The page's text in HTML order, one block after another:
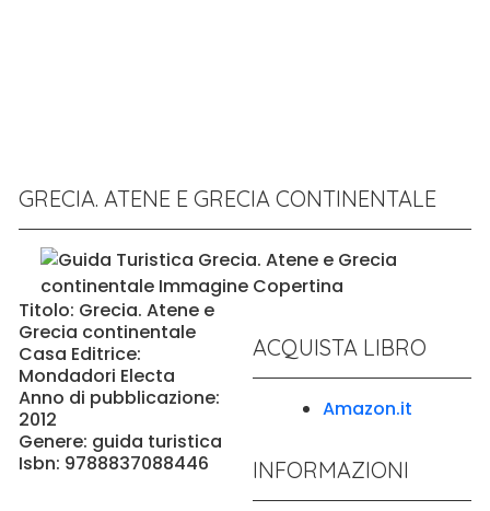
GRECIA. ATENE E GRECIA CONTINENTALE
ACQUISTA LIBRO
Amazon.it
INFORMAZIONI
Titolo: Grecia. Atene e
Grecia continentale
Casa Editrice:
Mondadori Electa
Anno di pubblicazione:
2012
Genere: guida turistica
Isbn: 9788837088446